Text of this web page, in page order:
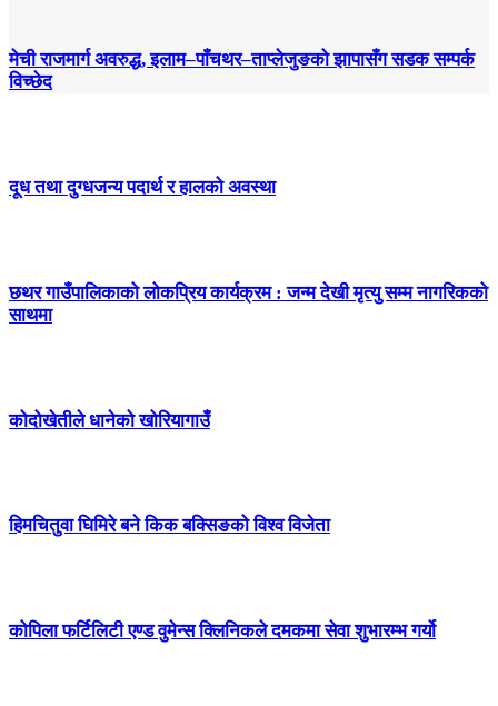
मेची राजमार्ग अवरुद्ध, इलाम–पाँचथर–ताप्लेजुङको झापासँग सडक सम्पर्क
विच्छेद
दूध तथा दुग्धजन्य पदार्थ र हालको अवस्था
छथर गाउँपालिकाको लोकप्रिय कार्यक्रम : जन्म देखी मृत्यु सम्म नागरिकको
साथमा
कोदोखेतीले धानेको खोरियागाउँ
हिमचितुवा घिमिरे बने किक बक्सिङको विश्व विजेता
कोपिला फर्टिलिटी एण्ड वुमेन्स क्लिनिकले दमकमा सेवा शुभारम्भ गर्यो